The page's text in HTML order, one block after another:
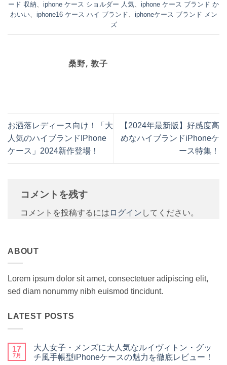
ード 収納、 iphone ケース ショルダー 人気、 iphone ケース ブランド か
わいい、 iphone16 ケース ハイ ブランド、 iphoneケース ブランド メン
ズ
桑野, 敦子
お洒落レディース向け！「大
人気のハイブランドIPhone
ケース」2024新作登場！
【2024年最新版】好感度高
めなハイブランドiPhoneケ
ース特集！
コメントを残す
コメントを投稿するには ログイン してください。
ABOUT
Lorem ipsum dolor sit amet, consectetuer adipiscing elit,
sed diam nonummy nibh euismod tincidunt.
LATEST POSTS
17
7月
大人女子・メンズに大人気なルイヴィトン・グッ
チ風手帳型iPhoneケースの魅力を徹底レビュー！